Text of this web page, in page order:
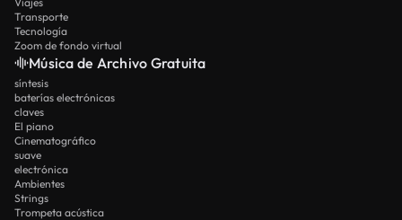
Transporte
Tecnología
Zoom de fondo virtual
Música de Archivo Gratuita
síntesis
baterías electrónicas
claves
El piano
Cinematográfico
suave
electrónica
Ambientes
Strings
Trompeta acústica